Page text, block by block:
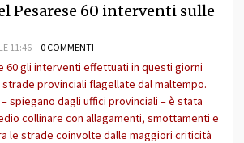
Pesarese 60 interventi sulle
11:46 0 COMMENTI
60 gli interventi effettuati in questi giorni
strade provinciali flagellate dal maltempo.
spiegano dagli uffici provinciali – è stata
collinare con allagamenti, smottamenti e
le strade coinvolte dalle maggiori criticità